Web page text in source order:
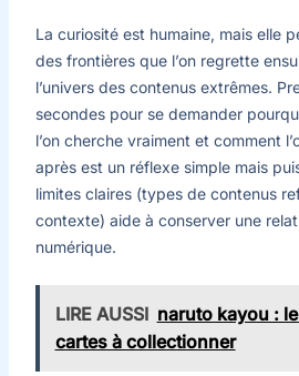
La curiosité est humaine, mais elle
des frontières que l’on regrette
l’univers des contenus extrêmes.
secondes pour se demander
l’on cherche vraiment et comment
après est un réflexe simple mais
limites claires (types de contenus
contexte) aide à conserver une
numérique.
LIRE AUSSI naruto kayou :
cartes à collectionner